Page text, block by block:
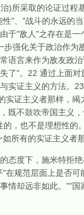
)所采取的论证过
"、"战斗的永远的
于"敌人"之存在是
强化关于政治作
语言来作为敌友政
了"。22 通过上面
实证主义的方法。
实证主义者那样，
既不鼓吹帝国主义
，也不是理想性
所有的实证主义者
度下，施米特拒绝
在规范层面上是否
情却远非如此。""